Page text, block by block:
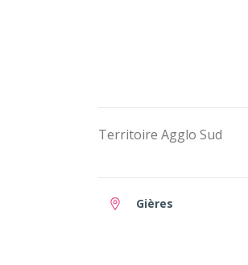
Territoire Agglo Sud
Gières